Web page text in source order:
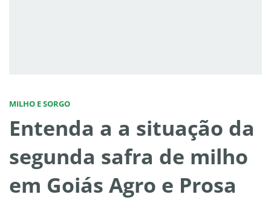
MILHO E SORGO
Entenda a a situação da
segunda safra de milho
em Goiás Agro e Prosa